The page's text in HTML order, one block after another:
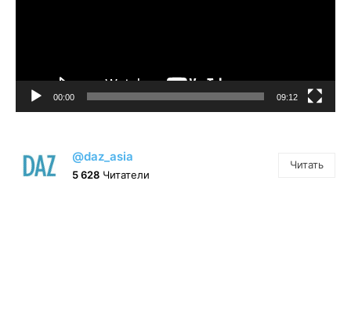
00:00 09:12
@daz_asia
5 628 Читатели
Читать